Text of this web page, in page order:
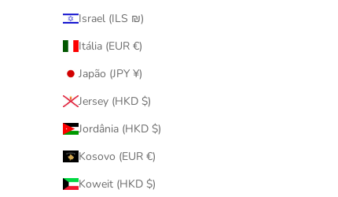
Israel (ILS ₪)
Itália (EUR €)
Japão (JPY ¥)
Jersey (HKD $)
Jordânia (HKD $)
Kosovo (EUR €)
Koweit (HKD $)